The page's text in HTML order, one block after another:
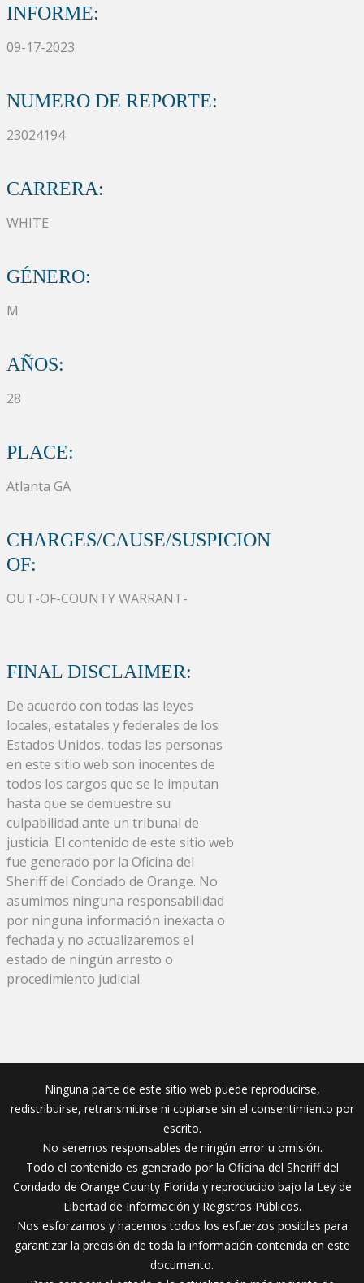
INFORME:
09-17-2023
NUMERO DE REPORTE:
23024194
CARRERA:
WHITE
GÉNERO:
M
AÑOS:
28
PLACE:
Atlanta GA
CHARGES/CAUSE/SUSPICION
OF:
OUT-OF-COUNTY WARRANT-
FINAL DISCLAIMER:
De acuerdo con todas las leyes
locales, estatales y federales de los
Estados Unidos, todas las personas
en este sitio web son inocentes de
todos los cargos que se le imputan
hasta que se demuestre su
culpabilidad ante un tribunal de
justicia. El contenido de este sitio web
fue generado por la Oficina del
Sheriff del Condado de Orange. No
asumimos ninguna responsabilidad
por ninguna información inexacta o
fechada y no actualizaremos el
estado de ningún arresto o
procedimiento judicial.
Ninguna parte de este sitio web puede reproducirse,
redistribuirse, retransmitirse ni copiarse sin el consentimiento por
escrito.
No seremos responsables de ningún error u omisión.
Todo el contenido es generado por la Oficina del Sheriff del
Condado de Orange County Florida y reproducido bajo la Ley de
Libertad de Información y Registros Públicos.
Nos esforzamos y hacemos todos los esfuerzos posibles para
garantizar la precisión de toda la información contenida en este
documento.